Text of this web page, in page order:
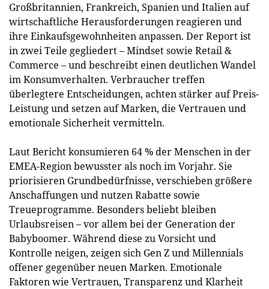
Großbritannien, Frankreich, Spanien und Italien auf
wirtschaftliche Herausforderungen reagieren und
ihre Einkaufsgewohnheiten anpassen. Der Report ist
in zwei Teile gegliedert – Mindset sowie Retail &
Commerce – und beschreibt einen deutlichen Wandel
im Konsumverhalten. Verbraucher treffen
überlegtere Entscheidungen, achten stärker auf Preis-
Leistung und setzen auf Marken, die Vertrauen und
emotionale Sicherheit vermitteln.
Laut Bericht konsumieren 64 % der Menschen in der
EMEA-Region bewusster als noch im Vorjahr. Sie
priorisieren Grundbedürfnisse, verschieben größere
Anschaffungen und nutzen Rabatte sowie
Treueprogramme. Besonders beliebt bleiben
Urlaubsreisen – vor allem bei der Generation der
Babyboomer. Während diese zu Vorsicht und
Kontrolle neigen, zeigen sich Gen Z und Millennials
offener gegenüber neuen Marken. Emotionale
Faktoren wie Vertrauen, Transparenz und Klarheit